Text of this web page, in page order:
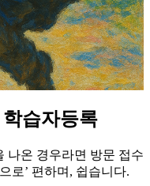
습자등록
나온 경우라면 방문 접수
로’ 편하며, 쉽습니다.